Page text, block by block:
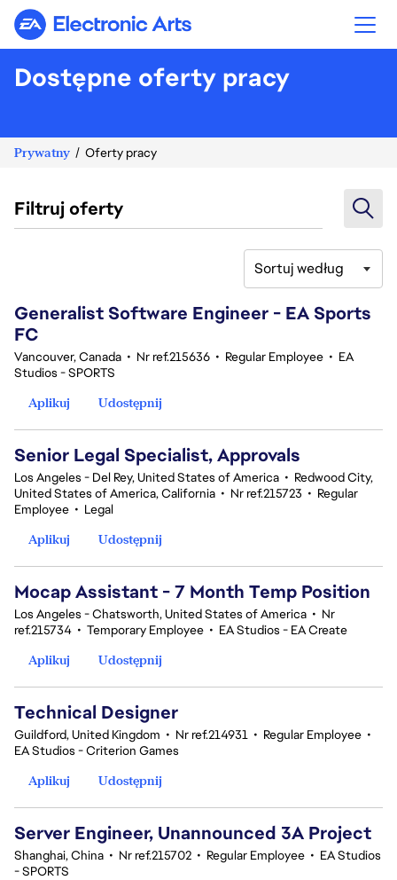
Electronic Arts
Dostępne oferty pracy
Prywatny Oferty pracy
Filtruj oferty
Sortuj według
Generalist Software Engineer - EA Sports
FC
Vancouver, Canada • Nr ref.215636 • Regular Employee • EA
Studios - SPORTS
Aplikuj
Udostępnij
Senior Legal Specialist, Approvals
Los Angeles - Del Rey, United States of America • Redwood City,
United States of America, California • Nr ref.215723 • Regular
Employee • Legal
Aplikuj
Udostępnij
Mocap Assistant - 7 Month Temp Position
Los Angeles - Chatsworth, United States of America • Nr
ref.215734 • Temporary Employee • EA Studios - EA Create
Aplikuj
Udostępnij
Technical Designer
Guildford, United Kingdom • Nr ref.214931 • Regular Employee •
EA Studios - Criterion Games
Aplikuj
Udostępnij
Server Engineer, Unannounced 3A Project
Shanghai, China • Nr ref.215702 • Regular Employee • EA Studios
- SPORTS